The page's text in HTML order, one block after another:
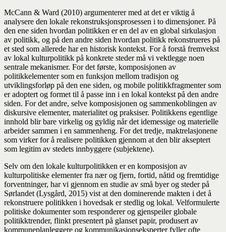
McCann & Ward (2010) argumenterer med at det er viktig å
analysere den lokale rekonstruksjonsprosessen i to dimensjoner. På
den ene siden hvordan politikken er en del av en global sirkulasjon
av politikk, og på den andre siden hvordan politikk rekonstrueres på
et sted som allerede har en historisk kontekst. For å forstå fremvekst
av lokal kulturpolitikk på konkrete steder må vi vektlegge noen
sentrale mekanismer. For det første, komposisjonen av
politikkelementer som en funksjon mellom tradisjon og
utviklingsforløp på den ene siden, og mobile politikkfragmenter som
er adoptert og formet til å passe inn i en lokal kontekst på den andre
siden. For det andre, selve komposisjonen og sammenkoblingen av
diskursive elementer, materialitet og praksiser. Politikkens egentlige
innhold blir bare virkelig og gyldig når det idemessige og materielle
arbeider sammen i en sammenheng. For det tredje, maktrelasjonene
som virker for å realisere politikken gjennom at den blir akseptert
som legitim av stedets innbyggere (subjektene).
Selv om den lokale kulturpolitikken er en komposisjon av
kulturpolitiske elementer fra nær og fjern, fortid, nåtid og fremtidige
forventninger, har vi gjennom en studie av små byer og steder på
Sørlandet (Lysgård, 2015) vist at den dominerende makten i det å
rekonstruere politikken i hovedsak er stedlig og lokal. Velformulerte
politiske dokumenter som responderer og gjenspeiler globale
politikktrender, flinkt presentert på glanset papir, produsert av
kommuneplanleggere og kommunikasjonseksperter fyller ofte